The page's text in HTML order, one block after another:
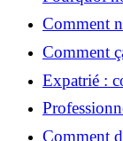
atelier et ce
Comment
3 mois au
Comment
même et
Expatrié :
et rénover
pour votre
Comment